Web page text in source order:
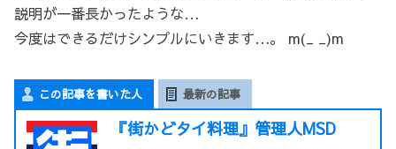
説明が一番長かったような…
今度はできるだけシンプルにいきます…。 m(_ _)m
この記事を書いた人 最新の記事
『街かどタイ料理』管理人MSD